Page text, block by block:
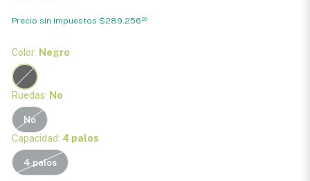
Precio sin impuestos $289.256 20
Color: Negro
Ruedas: No
No
Capacidad: 4 palos
4 palos